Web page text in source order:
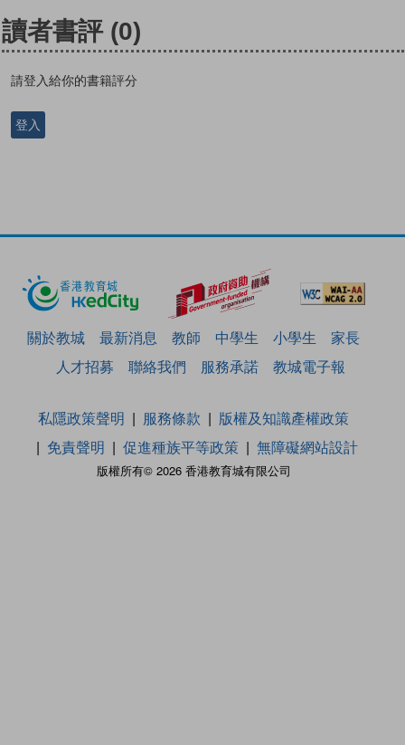
讀者書評 (0)
請登入給你的書籍評分
登入
關於教城 最新消息 教師 中學生 小學生
家長
人才招募
聯絡我們 服務承諾 教城電子報
版權所有© 2026 香港教育城有限公司
私隱政策聲明 服務條款
版權及知識產權政策
免責聲明
促進種族平等政策 無障礙網站設計